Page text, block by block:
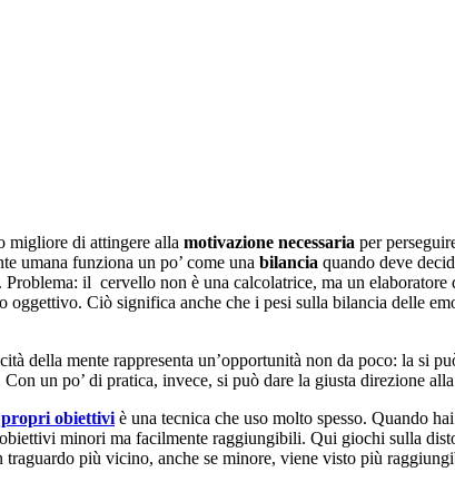
migliore di attingere alla motivazione necessaria per
umana funziona un po’ come una bilancia quando deve
il cervello non è una calcolatrice, ma un
Ciò significa anche che i pesi sulla bilancia delle
della mente rappresenta un’opportunità non da poco: la
un po’ di pratica, invece, si può dare la giusta direzione
propri obiettivi è una tecnica che uso molto spesso. Quando
minori ma facilmente raggiungibili. Qui giochi sulla
più vicino, anche se minore, viene visto più